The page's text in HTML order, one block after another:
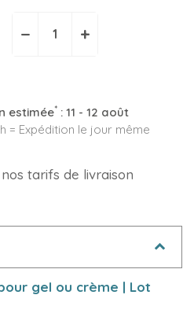
− +
estimée*: 11 - 12 août
= Expédition le jour même
tarifs de livraison
gel ou crème | Lot